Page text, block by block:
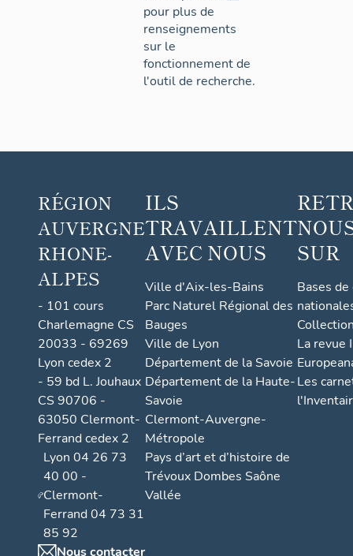
pour plus de
renseignements
sur le
fonctionnement de
l'outil de recherche.
RÉGION
AUVERGNE
RHONE-
ALPES
- 101 cours
Charlemagne CS
20033 - 69269
Lyon cedex 2
- 59 bd L. Jouhaux
CS 90706 -
63050 Clermont-
Ferrand cedex 2
Lyon 04 26 73
40 00 -
Clermont-
Ferrand 04 73 31
85 92
Nous contacter
ILS
TRAVAILLENT
AVEC NOUS
Ville d'Aix-les-Bains
Parc Naturel Régional des
Bauges
Ville de Lyon
Département de la Savoie
Département de la Haute-
Savoie
Clermont-Auvergne-
Métropole
Pays d’art et d’histoire de
Trévoux Dombes Saône
Vallée
SUR
Bases
La revue
Les